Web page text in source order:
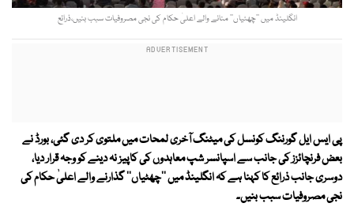
انگلینڈ میں ’’چھٹیاں‘‘ منانے والے اعلیٰ حکام کی نجی مصروفیات سبب بنیں،ذرائع
پی ایس ایل گورننگ کونسل کی میٹنگ آخری لمحات میں ملتوی کر دی گئی، بورڈ نے
بعض فرنچائزز کی جانب سے اسپانسر شپ معاہدوں کی کاپیز نہ دینے کو وجہ قرار دیا،
دوسری جانب ذرائع کا کہنا ہے کہ انگلینڈ میں ''چھٹیاں'' گذارنے والے اعلیٰ حکام کی
نجی مصروفیات سبب بنیں۔